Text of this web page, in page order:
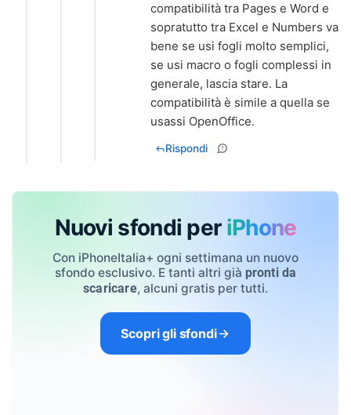
compatibilità tra Pages e Word e
sopratutto tra Excel e Numbers va
bene se usi fogli molto semplici,
se usi macro o fogli complessi in
generale, lascia stare. La
compatibilità è simile a quella se
usassi OpenOffice.
Rispondi
Nuovi sfondi per iPhone
Con iPhoneItalia+ ogni settimana un nuovo
sfondo esclusivo. E tanti altri già pronti da
scaricare, alcuni gratis per tutti.
Scopri gli sfondi